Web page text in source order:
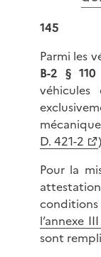
145
Parmi les
B-2 § 110
D. 421-2
Pour la
l’annexe
sont